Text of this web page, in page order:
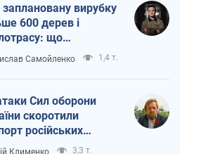
вирубку
600 дерев і
що
на Теремках
Самойленко 1,4 т.
Сил оборони
скоротили
російських
Клименко 3,3 т.